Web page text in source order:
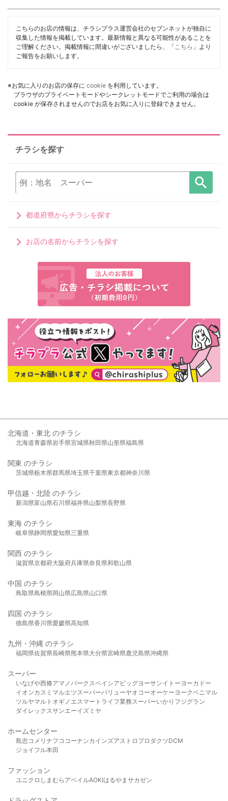
こちらのお店の情報は、チラシプラス運営会社のセブンネットが独自に
収集した情報を掲載しています。最新情報と異なる可能性があることを
ご理解ください。掲載情報に間違いがございましたら、「 こちら 」より
ご報告をお願いします。
※お気に入りのお店の保存に cookie を利用しています。
ブラウザのプライベートモードやシークレットモードでご利用の場合は
cookie が保存されませんのでお店をお気に入りに登録できません。
チラシを探す
都道府県からチラシを探す
お店の名前からチラシを探す
北海道・東北 のチラシ
北海道青森県岩手県宮城県秋田県山形県福島県
関東 のチラシ
茨城県栃木県群馬県埼玉県千葉県東京都神奈川県
甲信越・北陸 のチラシ
新潟県富山県石川県福井県山梨県長野県
東海 のチラシ
岐阜県静岡県愛知県三重県
関西 のチラシ
滋賀県京都府大阪府兵庫県奈良県和歌山県
中国 のチラシ
鳥取県島根県岡山県広島県山口県
四国 のチラシ
徳島県香川県愛媛県高知県
九州・沖縄 のチラシ
福岡県佐賀県長崎県熊本県大分県宮崎県鹿児島県沖縄県
スーパー
いなげや西條アマノパークスベイシア ビッグヨーサンイトーヨーカドー
イオンカスミ マルエツスーパーバリューヤオコーオーケー ヨークベニマル
ツルヤマルト オギノ エスマート ライフ業務スーパーいかり フジグラン
ダイレックスサンエーイズミヤ
ホームセンター
島忠 コメリ ナフコ コーナンカインズアストロプロダクツDCM
ジョイフル本田
ファッション
ユニクロ しまむら アベイルAOKIはるやま サカゼン